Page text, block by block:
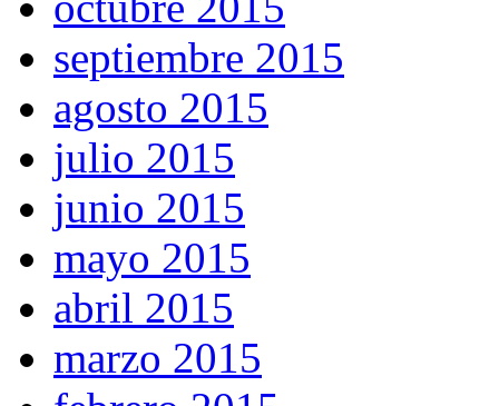
septiembre 2015
agosto 2015
julio 2015
junio 2015
mayo 2015
abril 2015
marzo 2015